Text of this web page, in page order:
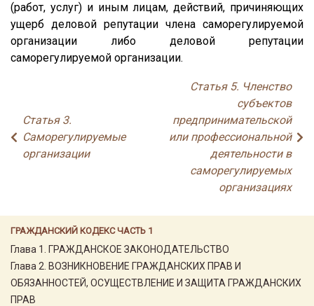
ГРАЖДАНСКИЙ КОДЕКС ЧАСТЬ 1
Глава 1. ГРАЖДАНСКОЕ ЗАКОНОДАТЕЛЬСТВО
Глава 2. ВОЗНИКНОВЕНИЕ ГРАЖДАНСКИХ ПРАВ И
ОБЯЗАННОСТЕЙ, ОСУЩЕСТВЛЕНИЕ И ЗАЩИТА ГРАЖДАНСКИХ
ПРАВ
(работ, услуг) и иным лицам, действий, причиняющих
ущерб деловой репутации члена саморегулируемой
организации либо деловой репутации
саморегулируемой организации.
Статья 3.
Саморегулируемые
организации
Статья 5. Членство
субъектов
предпринимательской
или профессиональной
деятельности в
саморегулируемых
организациях